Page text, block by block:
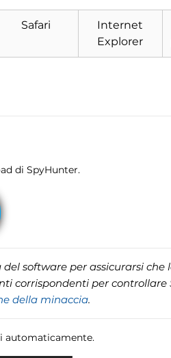
Safari
Internet
Explorer
di SpyHunter.
software per assicurarsi che
corrispondenti per controllare
della minaccia.
automaticamente.